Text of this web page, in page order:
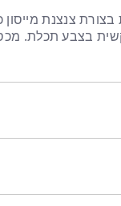
בצבע תכלת.